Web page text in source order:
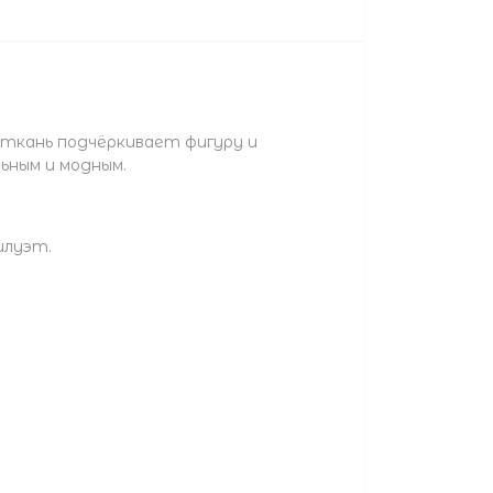
подчёркивает фигуру и
и модным.